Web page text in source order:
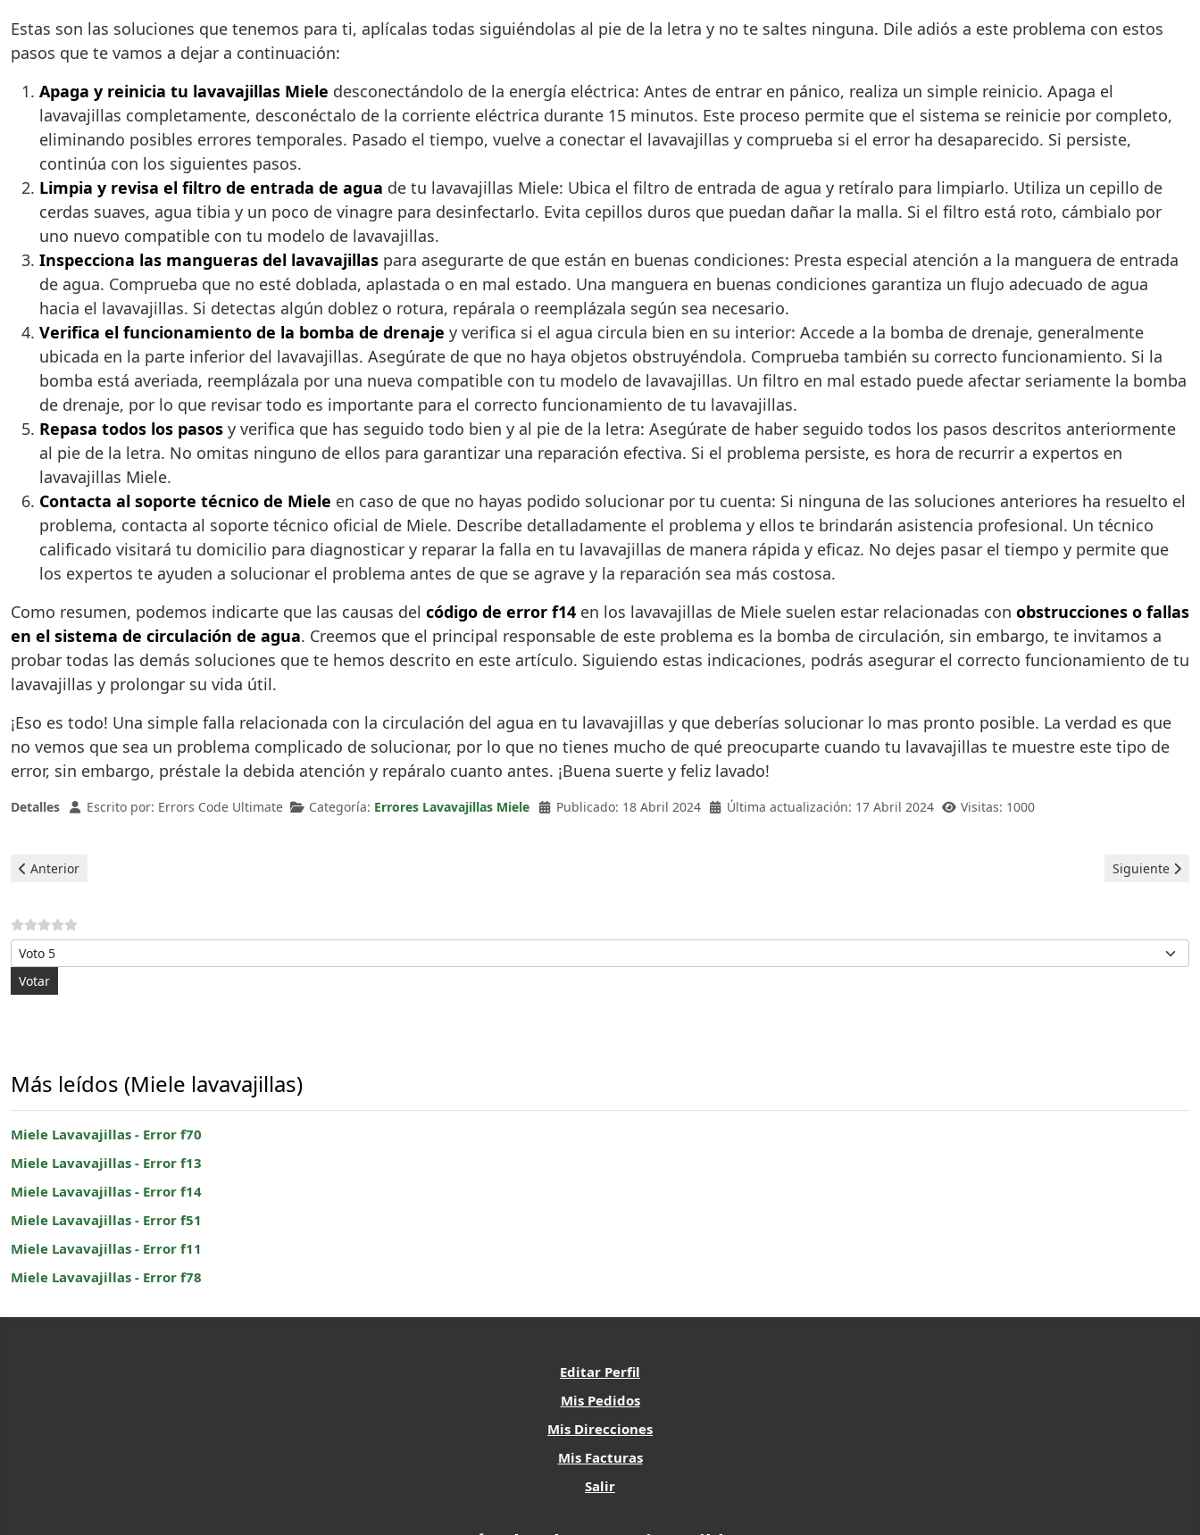
Estas son las soluciones que tenemos para ti, aplícalas todas siguiéndolas al pie de la letra y no te saltes ninguna. Dile adiós a este problema con estos
pasos que te vamos a dejar a continuación:
Apaga y reinicia tu lavavajillas Miele desconectándolo de la energía eléctrica: Antes de entrar en pánico, realiza un simple reinicio. Apaga el
lavavajillas completamente, desconéctalo de la corriente eléctrica durante 15 minutos. Este proceso permite que el sistema se reinicie por completo,
eliminando posibles errores temporales. Pasado el tiempo, vuelve a conectar el lavavajillas y comprueba si el error ha desaparecido. Si persiste,
continúa con los siguientes pasos.
Limpia y revisa el filtro de entrada de agua de tu lavavajillas Miele: Ubica el filtro de entrada de agua y retíralo para limpiarlo. Utiliza un cepillo de
cerdas suaves, agua tibia y un poco de vinagre para desinfectarlo. Evita cepillos duros que puedan dañar la malla. Si el filtro está roto, cámbialo por
uno nuevo compatible con tu modelo de lavavajillas.
Inspecciona las mangueras del lavavajillas para asegurarte de que están en buenas condiciones: Presta especial atención a la manguera de entrada
de agua. Comprueba que no esté doblada, aplastada o en mal estado. Una manguera en buenas condiciones garantiza un flujo adecuado de agua
hacia el lavavajillas. Si detectas algún doblez o rotura, repárala o reemplázala según sea necesario.
Verifica el funcionamiento de la bomba de drenaje y verifica si el agua circula bien en su interior: Accede a la bomba de drenaje, generalmente
ubicada en la parte inferior del lavavajillas. Asegúrate de que no haya objetos obstruyéndola. Comprueba también su correcto funcionamiento. Si la
bomba está averiada, reemplázala por una nueva compatible con tu modelo de lavavajillas. Un filtro en mal estado puede afectar seriamente la bomba
de drenaje, por lo que revisar todo es importante para el correcto funcionamiento de tu lavavajillas.
Repasa todos los pasos y verifica que has seguido todo bien y al pie de la letra: Asegúrate de haber seguido todos los pasos descritos anteriormente
al pie de la letra. No omitas ninguno de ellos para garantizar una reparación efectiva. Si el problema persiste, es hora de recurrir a expertos en
lavavajillas Miele.
Contacta al soporte técnico de Miele en caso de que no hayas podido solucionar por tu cuenta: Si ninguna de las soluciones anteriores ha resuelto el
problema, contacta al soporte técnico oficial de Miele. Describe detalladamente el problema y ellos te brindarán asistencia profesional. Un técnico
calificado visitará tu domicilio para diagnosticar y reparar la falla en tu lavavajillas de manera rápida y eficaz. No dejes pasar el tiempo y permite que
los expertos te ayuden a solucionar el problema antes de que se agrave y la reparación sea más costosa.
Como resumen, podemos indicarte que las causas del código de error f14 en los lavavajillas de Miele suelen estar relacionadas con obstrucciones o fallas
en el sistema de circulación de agua. Creemos que el principal responsable de este problema es la bomba de circulación, sin embargo, te invitamos a
probar todas las demás soluciones que te hemos descrito en este artículo. Siguiendo estas indicaciones, podrás asegurar el correcto funcionamiento de tu
lavavajillas y prolongar su vida útil.
¡Eso es todo! Una simple falla relacionada con la circulación del agua en tu lavavajillas y que deberías solucionar lo mas pronto posible. La verdad es que
no vemos que sea un problema complicado de solucionar, por lo que no tienes mucho de qué preocuparte cuando tu lavavajillas te muestre este tipo de
error, sin embargo, préstale la debida atención y repáralo cuanto antes. ¡Buena suerte y feliz lavado!
Detalles Escrito por: Errors Code Ultimate Categoría: Errores Lavavajillas Miele Publicado: 18 Abril 2024 Última actualización: 17 Abril 2024 Visitas: 1000
Artículo anterior: Miele Lavavajillas - Error f51
Anterior Artículo
Siguiente
Por favor, vote
Más leídos (Miele lavavajillas)
Miele Lavavajillas - Error f70
Miele Lavavajillas - Error f13
Miele Lavavajillas - Error f14
Miele Lavavajillas - Error f51
Miele Lavavajillas - Error f11
Miele Lavavajillas - Error f78
Editar Perfil
Mis Pedidos
Mis Direcciones
Mis Facturas
Salir